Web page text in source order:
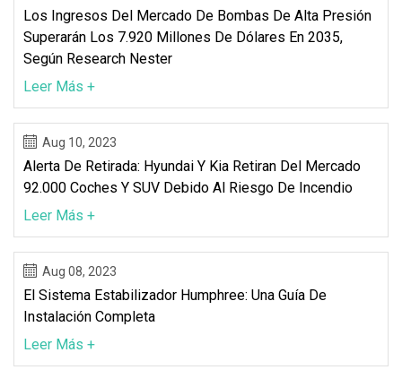
Los Ingresos Del Mercado De Bombas De Alta Presión
Superarán Los 7.920 Millones De Dólares En 2035,
Según Research Nester
Leer Más +
Aug 10, 2023
Alerta De Retirada: Hyundai Y Kia Retiran Del Mercado
92.000 Coches Y SUV Debido Al Riesgo De Incendio
Leer Más +
Aug 08, 2023
El Sistema Estabilizador Humphree: Una Guía De
Instalación Completa
Leer Más +